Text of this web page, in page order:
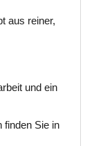
aus reiner,
und ein
finden Sie in